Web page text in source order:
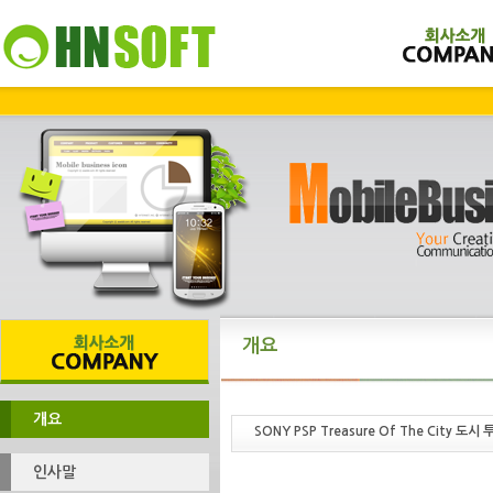
개요
인사말
개요
SONY PSP Treasure Of The City 도시 투